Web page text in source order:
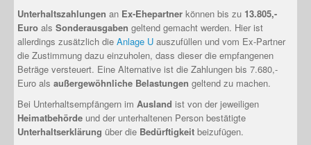
Unterhaltszahlungen an Ex-Ehepartner können bis zu 13.805,-
Euro als Sonderausgaben geltend gemacht werden. Hier ist
allerdings zusätzlich die Anlage U auszufüllen und vom Ex-Partner
die Zustimmung dazu einzuholen, dass dieser die empfangenen
Beträge versteuert. Eine Alternative ist die Zahlungen bis 7.680,-
Euro als außergewöhnliche Belastungen geltend zu machen.
Bei Unterhaltsempfängern im Ausland ist von der jeweiligen
Heimatbehörde und der unterhaltenen Person bestätigte
Unterhaltserklärung über die Bedürftigkeit beizufügen.